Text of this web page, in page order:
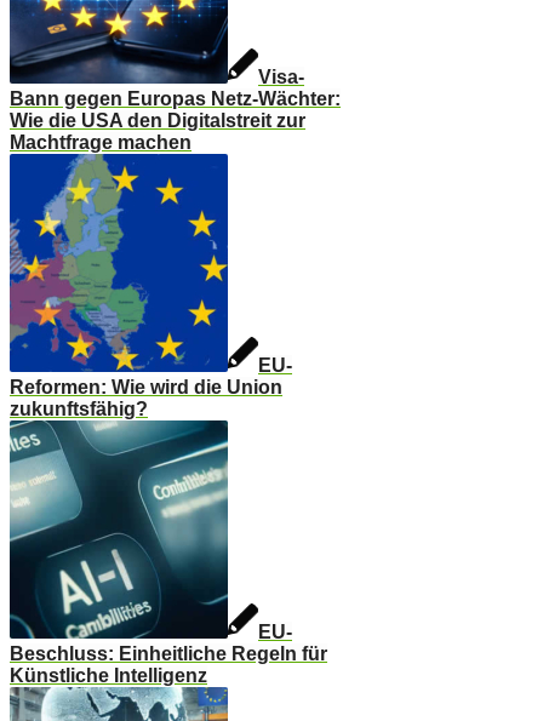
Visa-
Bann gegen Europas Netz-Wächter:
Wie die USA den Digitalstreit zur
Machtfrage machen
EU-
Reformen: Wie wird die Union
zukunftsfähig?
EU-
Beschluss: Einheitliche Regeln für
Künstliche Intelligenz